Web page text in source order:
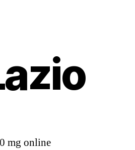
mg online